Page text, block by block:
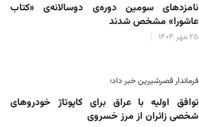
نامزدهای سومین دوره‌ی دوسالانه‌ی «کتاب
عاشورا» مشخص شدند
۲۵ مهر ۱۴۰۴
فرماندار قصرشیرین خبر داد؛
توافق اولیه با عراق برای کاپوتاژ خودروهای
شخصی زائران از مرز خسروی